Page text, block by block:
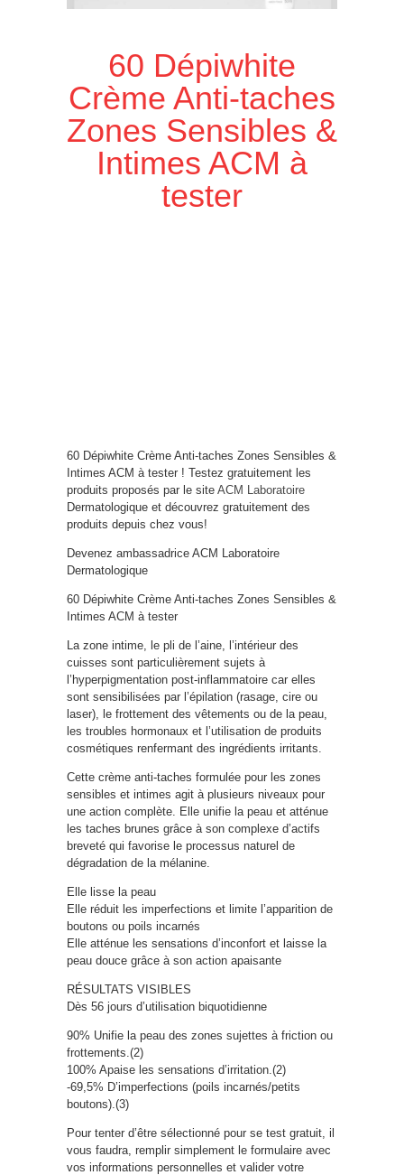
60 Dépiwhite
Crème Anti-taches
Zones Sensibles &
Intimes ACM à
tester
60 Dépiwhite Crème Anti-taches Zones Sensibles &
Intimes ACM à tester ! Testez gratuitement les
produits proposés par le site ACM Laboratoire
Dermatologique et découvrez gratuitement des
produits depuis chez vous!
Devenez ambassadrice ACM Laboratoire
Dermatologique
60 Dépiwhite Crème Anti-taches Zones Sensibles &
Intimes ACM à tester
La zone intime, le pli de l’aine, l’intérieur des
cuisses sont particulièrement sujets à
l’hyperpigmentation post-inflammatoire car elles
sont sensibilisées par l’épilation (rasage, cire ou
laser), le frottement des vêtements ou de la peau,
les troubles hormonaux et l’utilisation de produits
cosmétiques renfermant des ingrédients irritants.
Cette crème anti-taches formulée pour les zones
sensibles et intimes agit à plusieurs niveaux pour
une action complète. Elle unifie la peau et atténue
les taches brunes grâce à son complexe d’actifs
breveté qui favorise le processus naturel de
dégradation de la mélanine.
Elle lisse la peau
Elle réduit les imperfections et limite l’apparition de
boutons ou poils incarnés
Elle atténue les sensations d’inconfort et laisse la
peau douce grâce à son action apaisante
RÉSULTATS VISIBLES
Dès 56 jours d’utilisation biquotidienne
90% Unifie la peau des zones sujettes à friction ou
frottements.(2)
100% Apaise les sensations d’irritation.(2)
-69,5% D’imperfections (poils incarnés/petits
boutons).(3)
Pour tenter d’être sélectionné pour se test gratuit, il
vous faudra, remplir simplement le formulaire avec
vos informations personnelles et valider votre